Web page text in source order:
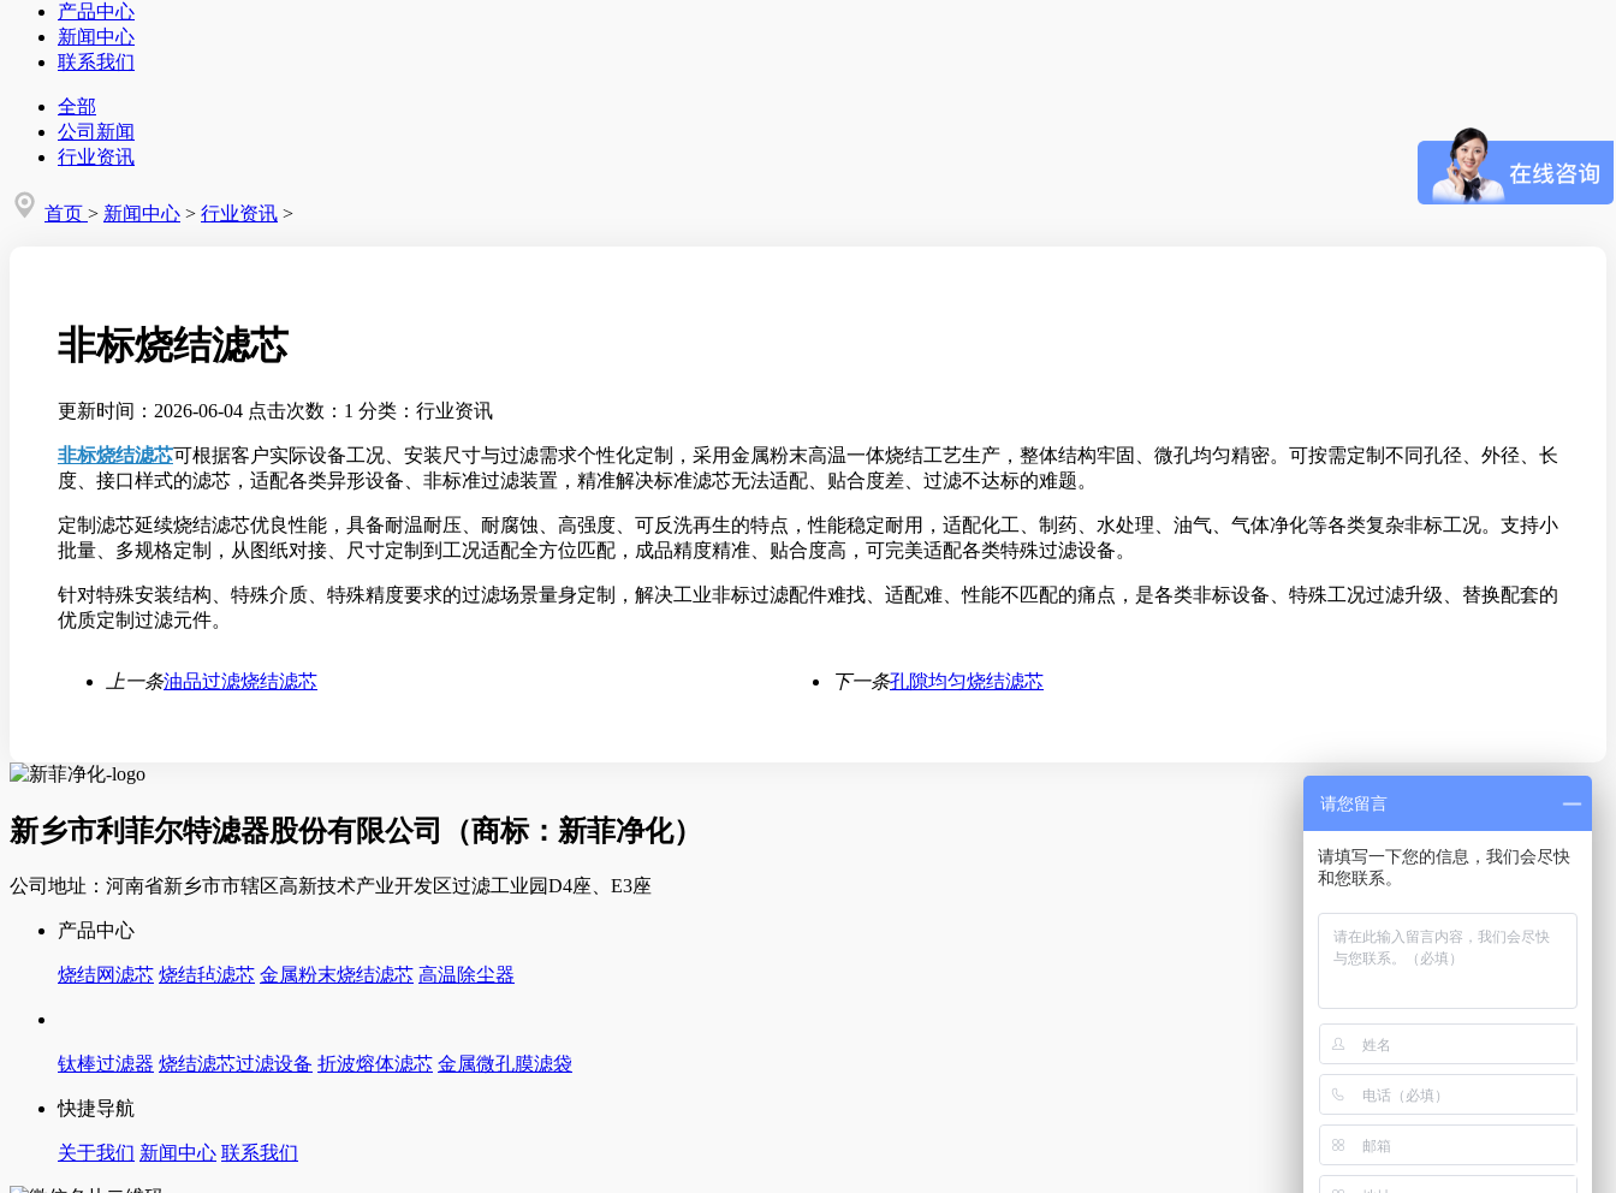
产品中心
新闻中心
联系我们
全部
公司新闻
行业资讯
首页 > 新闻中心 > 行业资讯 >
非标烧结滤芯
更新时间：2026-06-04 点击次数：1 分类：行业资讯
非标烧结滤芯可根据客户实际设备工况、安装尺寸与过滤需求个性化定制，采用金属粉末高温一体烧结工艺生产，整体结构牢固、微孔均匀精密。可按需定制不同孔径、外径、长
度、接口样式的滤芯，适配各类异形设备、非标准过滤装置，精准解决标准滤芯无法适配、贴合度差、过滤不达标的难题。
定制滤芯延续烧结滤芯优良性能，具备耐温耐压、耐腐蚀、高强度、可反洗再生的特点，性能稳定耐用，适配化工、制药、水处理、油气、气体净化等各类复杂非标工况。支持小
批量、多规格定制，从图纸对接、尺寸定制到工况适配全方位匹配，成品精度精准、贴合度高，可完美适配各类特殊过滤设备。
针对特殊安装结构、特殊介质、特殊精度要求的过滤场景量身定制，解决工业非标过滤配件难找、适配难、性能不匹配的痛点，是各类非标设备、特殊工况过滤升级、替换配套的
优质定制过滤元件。
上一条油品过滤烧结滤芯 下一条孔隙均匀烧结滤芯
新乡市利菲尔特滤器股份有限公司（商标：新菲净化）
公司地址：河南省新乡市市辖区高新技术产业开发区过滤工业园D4座、E3座
产品中心
烧结网滤芯 烧结毡滤芯 金属粉末烧结滤芯 高温除尘器
钛棒过滤器 烧结滤芯过滤设备 折波熔体滤芯 金属微孔膜滤袋
快捷导航
关于我们 新闻中心 联系我们
请您留言
请填写一下您的信息，我们会尽快
和您联系。